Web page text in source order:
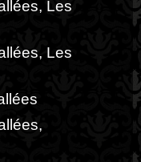
Les
Les